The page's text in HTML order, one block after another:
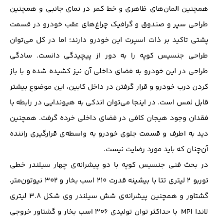
همچنین المان‌های ظاهری و خط کمر در نمای جانبی و همچنین
طراحی سپر و صندوق و گرافیک چراغ‌های عقب خودرو در قسمت
پشتی تاکید بر ذات اسپرت این خودرو دارند؛ اما در کل می‌توان
طراحی جنسیس کوپه را به دور از پیچیدگی دانست. سادگی
طراحی در این خودرو به فضای داخلی آن نیز کشیده ‌شده و با باز
کردن درب خودرو و قرار گرفتن در داخل کابین، این موضوع بیشتر
قابل لمس است. در اینجا می‌توان اندکی به هیوندایی در رابطه با
فقدان وجود هیجان کافی در فضای داخلی خرده‌ گرفت. همچنین
دید به اطرف و قسمت جلوی خودرو به واسطه‌ی قرارگیری راننده
آن‌چنان که باید مورد رضایت نیست.
در بحث فنی جنسیس کوپه با دو پیشرانه‌ی چهار سیلندر خطی
توربو ۲ لیتری تتا با بیشینه قدرت ۲۱۰ اسب بخار و ۳۰۲ نیوتون‌متر،
گشتاور و همچنین پیشرانه‌ی شش سیلندر وی شکل ۳.۸ لیتری
لاندا MPI با حداکثر توان تولیدی ۳۰۶ اسب بخار و گشتاور خروجی